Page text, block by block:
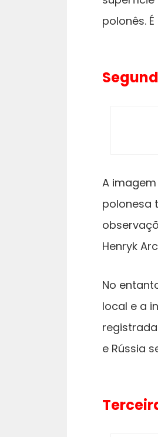
polonês.
A
polonesa
Henryk
No
local e a
e Rússia